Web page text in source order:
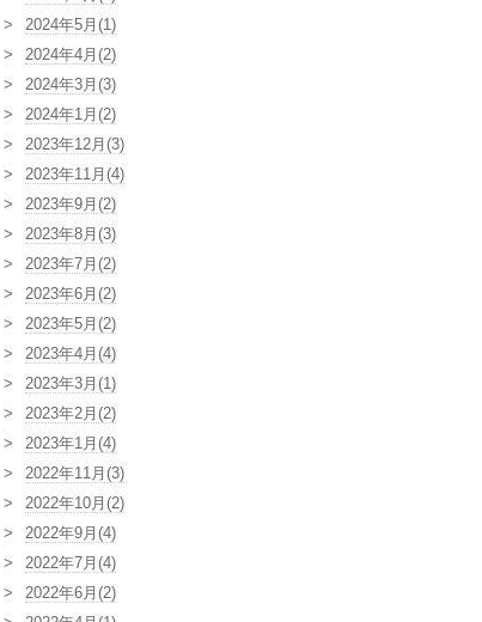
2024年5月(1)
2024年4月(2)
2024年3月(3)
2024年1月(2)
2023年12月(3)
2023年11月(4)
2023年9月(2)
2023年8月(3)
2023年7月(2)
2023年6月(2)
2023年5月(2)
2023年4月(4)
2023年3月(1)
2023年2月(2)
2023年1月(4)
2022年11月(3)
2022年10月(2)
2022年9月(4)
2022年7月(4)
2022年6月(2)